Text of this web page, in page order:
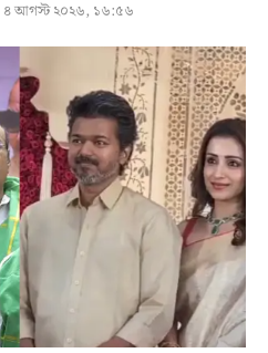
৪ আগস্ট ২০২৬, ১৬:৫৬